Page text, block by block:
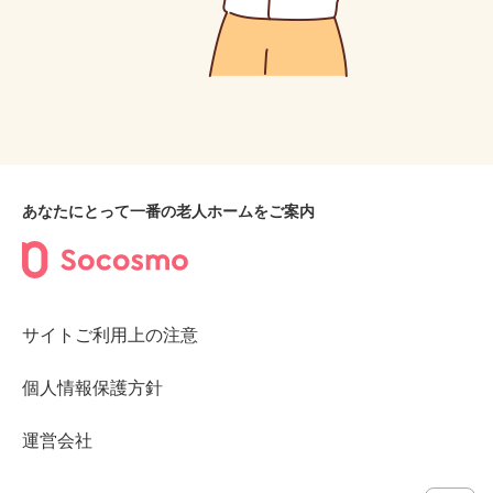
あなたにとって一番の老人ホームをご案内
サイトご利用上の注意
個人情報保護方針
運営会社